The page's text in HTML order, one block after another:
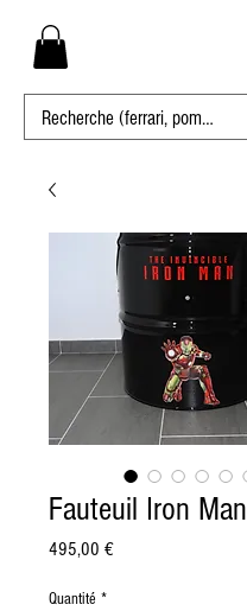
Fauteuil Iron Man
495,00 €Prix
Quantité *